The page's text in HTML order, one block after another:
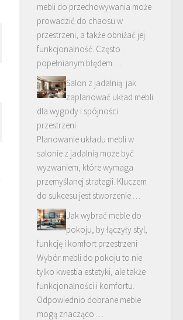
mebli do przechowywania może
prowadzić do chaosu w
przestrzeni, a także obniżać jej
funkcjonalność. Często
popełnianym błędem …
Salon z jadalnią: jak
zaplanować układ mebli
dla wygody i spójności
przestrzeni
Planowanie układu mebli w
salonie z jadalnią może być
wyzwaniem, które wymaga
przemyślanej strategii. Kluczem
do sukcesu jest stworzenie …
Jak wybrać meble do
pokoju, by łączyły styl,
funkcję i komfort przestrzeni
Wybór mebli do pokoju to nie
tylko kwestia estetyki, ale także
funkcjonalności i komfortu.
Odpowiednio dobrane meble
mogą znacząco …